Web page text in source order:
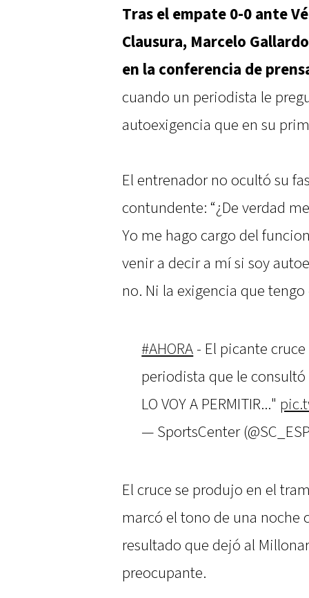
Tras el empate 0-0 ante
Clausura, Marcelo
en la conferencia de
cuando un periodista le
autoexigencia que en su
El entrenador no ocultó su
contundente: “¿De verdad
Yo me hago cargo del
venir a decir a mí si soy
no. Ni la exigencia que
#AHORA - El picante
periodista que le
LO VOY A PERMITIR..."
— SportsCenter
El cruce se produjo en el
marcó el tono de una noche
resultado que dejó al
preocupante.